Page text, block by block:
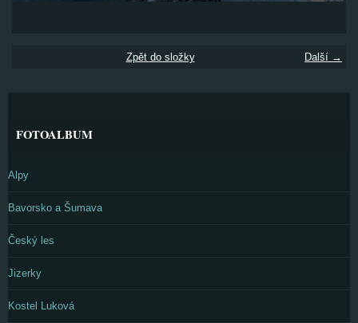
Další →
Zpět do složky
FOTOALBUM
Alpy
Bavorsko a Šumava
Český les
Jizerky
Kostel Luková